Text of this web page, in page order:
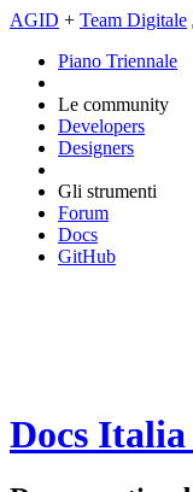
AGID + Team Digitale
Piano Triennale
Le community
Developers
Designers
Gli strumenti
Forum
Docs
GitHub
Docs Italia